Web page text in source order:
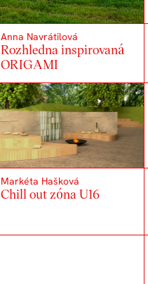
Anna Navrátilová
Rozhledna inspirovaná
ORIGAMI
Markéta Hašková
Chill out zóna U16